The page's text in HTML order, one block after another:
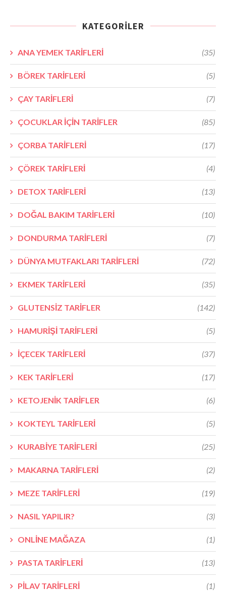
KATEGORILER
ANA YEMEK TARİFLERİ (35)
BÖREK TARİFLERİ (5)
ÇAY TARİFLERİ (7)
ÇOCUKLAR İÇİN TARİFLER (85)
ÇORBA TARİFLERİ (17)
ÇÖREK TARİFLERİ (4)
DETOX TARİFLERİ (13)
DOĞAL BAKIM TARİFLERİ (10)
DONDURMA TARİFLERİ (7)
DÜNYA MUTFAKLARI TARİFLERİ (72)
EKMEK TARİFLERİ (35)
GLUTENSİZ TARİFLER (142)
HAMURİŞİ TARİFLERİ (5)
İÇECEK TARİFLERİ (37)
KEK TARİFLERİ (17)
KETOJENİK TARİFLER (6)
KOKTEYL TARİFLERİ (5)
KURABİYE TARİFLERİ (25)
MAKARNA TARİFLERİ (2)
MEZE TARİFLERİ (19)
NASIL YAPILIR? (3)
ONLİNE MAĞAZA (1)
PASTA TARİFLERİ (13)
PİLAV TARİFLERİ (1)